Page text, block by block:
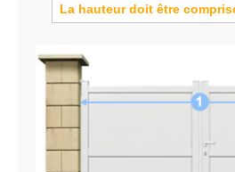
La hauteur doit être